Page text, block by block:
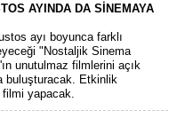
AYINDA DA SİNEMAYA
ayı boyunca farklı
"Nostaljik Sinema
unutulmaz filmlerini açık
buluşturacak. Etkinlik
yapacak.